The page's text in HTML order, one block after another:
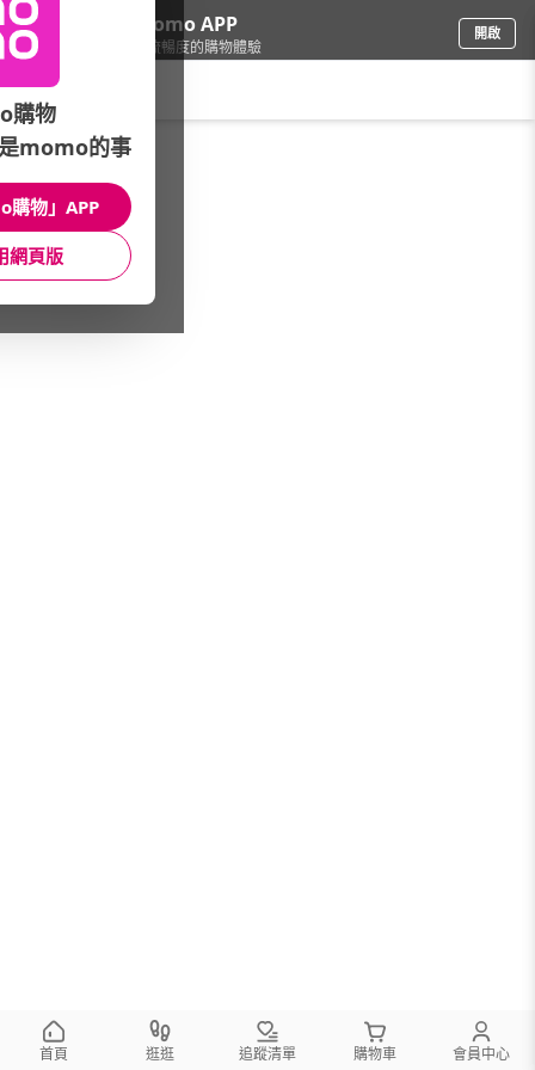
下載momo APP
給你3倍流暢度的購物體驗
開啟
鞋包箱/女包/本月主打
館長推薦 月銷量
首頁 逛逛 追蹤清單 購物車 會員中心
購物
momo的事
購物」APP
網頁版